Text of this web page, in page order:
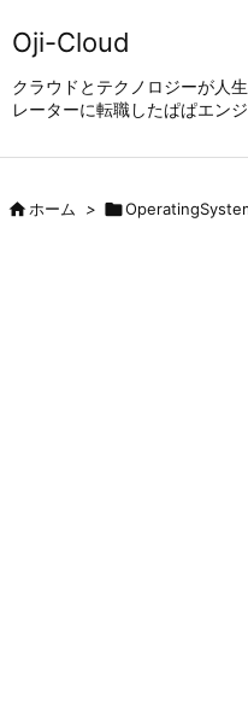
Oji-Cloud
クラウドとテクノロジーが人
レーターに転職したぱぱエン
ホーム > 